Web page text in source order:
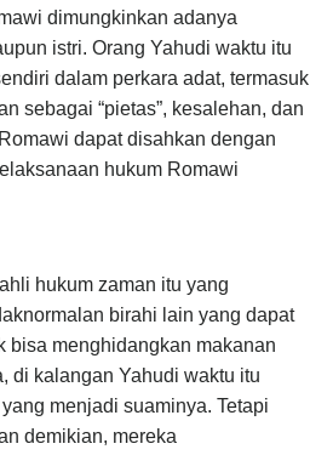
dimungkinkan adanya
istri. Orang Yahudi waktu itu
dalam perkara adat, termasuk
sebagai “pietas”, kesalehan, dan
dapat disahkan dengan
hukum Romawi
hukum zaman itu yang
birahi lain yang dapat
bisa menghidangkan makanan
di kalangan Yahudi waktu itu
menjadi suaminya. Tetapi
demikian, mereka